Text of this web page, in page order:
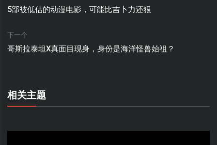
5部被低估的动漫电影，可能比吉卜力还狠
下一个
哥斯拉泰坦X真面目现身，身份是海洋怪兽始祖？
相关主题